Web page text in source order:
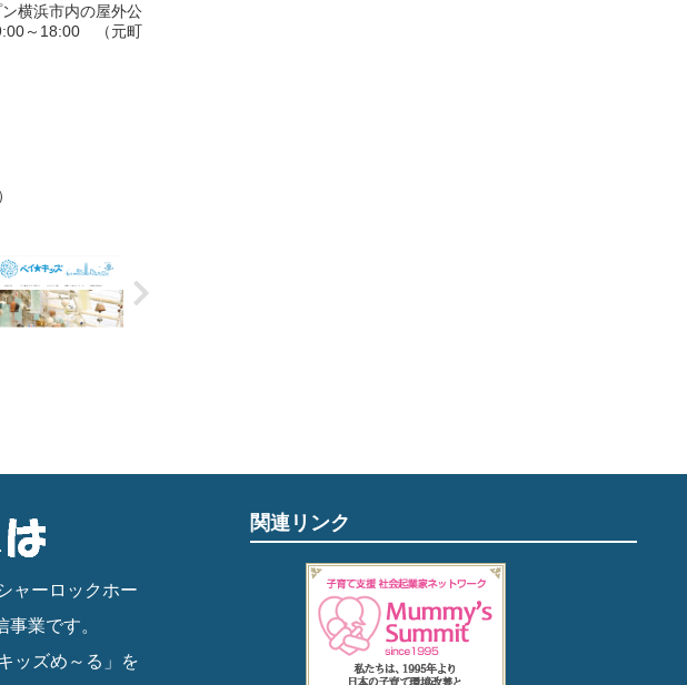
横浜市内の屋外公
～18:00 （元町
ャーロックホー
業です。
ッズめ～る」を
関連リンク